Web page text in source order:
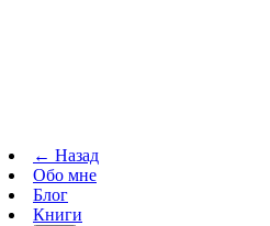
← Назад
Обо мне
Блог
Книги